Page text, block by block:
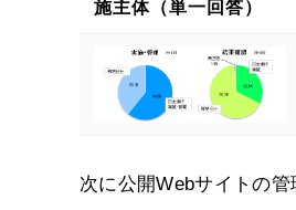
施主体（単一回答）
次に公開Webサイトの